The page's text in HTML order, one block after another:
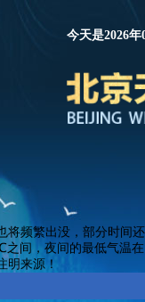
今天是2026
频繁出没，部分时间
间，夜间的最低气温
明来源！